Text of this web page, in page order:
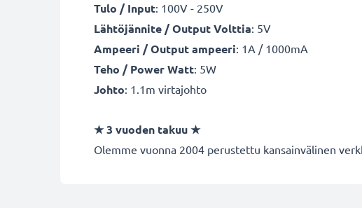
Tulo / Input: 100V - 250V
Lähtöjännite / Output Volttia: 5V
Ampeeri / Output ampeeri: 1A / 1000mA
Teho / Power Watt: 5W
Johto: 1.1m virtajohto
★ 3 vuoden takuu ★
Olemme vuonna 2004 perustettu kansainvälinen